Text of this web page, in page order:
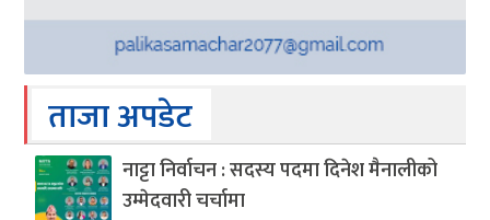
ताजा अपडेट
नाट्टा निर्वाचन : सदस्य पदमा दिनेश मैनालीको
उम्मेदवारी चर्चामा